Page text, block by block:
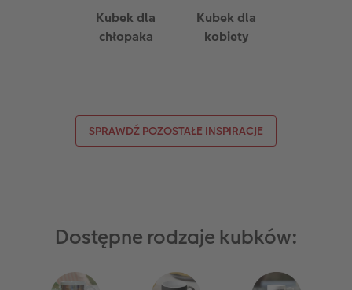
Kubek dla
chłopaka
Kubek dla
kobiety
SPRAWDŹ POZOSTAŁE INSPIRACJE
Dostępne rodzaje kubków: